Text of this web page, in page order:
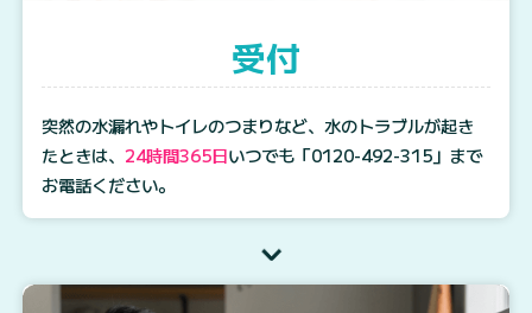
受付
突然の水漏れやトイレのつまりなど、水のトラブルが起き
たときは、24時間365日いつでも 「0120-492-315」 まで
お電話ください。